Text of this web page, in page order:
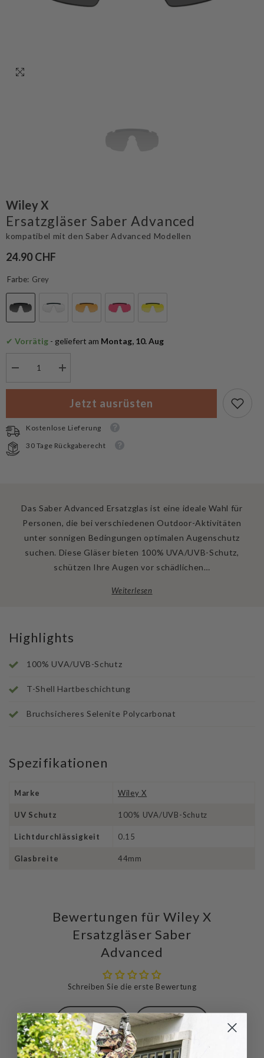
Wiley X
Ersatzgläser Saber Advanced
kompatibel mit den Saber Advanced Modellen
24.90 CHF
Farbe: Grey
✔ Vorrätig - geliefert am Montag, 10. Aug
für
Ersatzgläser
Saber
Advanced
Menge
für
Wiley
Ersatzgläser
Saber
Jetzt ausrüsten
Kostenlose Lieferung
30 Tage Rückgaberecht
Das Saber Advanced Ersatzglas ist eine ideale Wahl für
Personen, die bei verschiedenen Outdoor-Aktivitäten
unter sonnigen Bedingungen optimalen Augenschutz
suchen. Diese Gläser bieten 100% UVA/UVB-Schutz,
schützen Ihre Augen vor schädlichen…
Weiterlesen
Highlights
100% UVA/UVB-Schutz
T-Shell Hartbeschichtung
Bruchsicheres Selenite Polycarbonat
Spezifikationen
Marke Wiley X
UV Schutz 100% UVA/UVB-Schutz
Lichtdurchlässigkeit 0.15
Glasbreite 44mm
Bewertungen für Wiley X
Ersatzgläser Saber
Advanced
Schreiben Sie die erste Bewertung
Schreibe
eine
Bewertung
Eine
Frage
stellen